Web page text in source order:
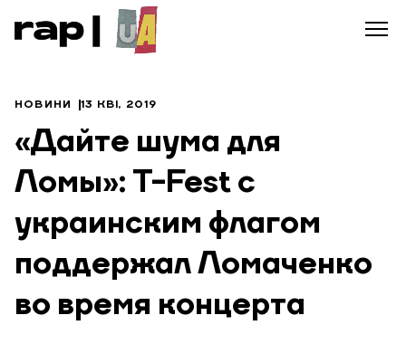
НОВИНИ 13 КВІ, 2019
«Дайте шума для
Ломы»: T-Fest с
украинским флагом
поддержал Ломаченко
во время концерта